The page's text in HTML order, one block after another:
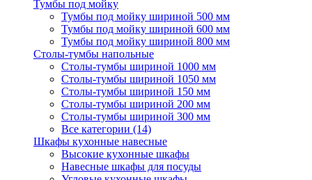
Тумбы под мойку
Тумбы под мойку шириной 500 мм
Тумбы под мойку шириной 600 мм
Тумбы под мойку шириной 800 мм
Столы-тумбы напольные
Столы-тумбы шириной 1000 мм
Столы-тумбы шириной 1050 мм
Столы-тумбы шириной 150 мм
Столы-тумбы шириной 200 мм
Столы-тумбы шириной 300 мм
Все категории (14)
Шкафы кухонные навесные
Высокие кухонные шкафы
Навесные шкафы для посуды